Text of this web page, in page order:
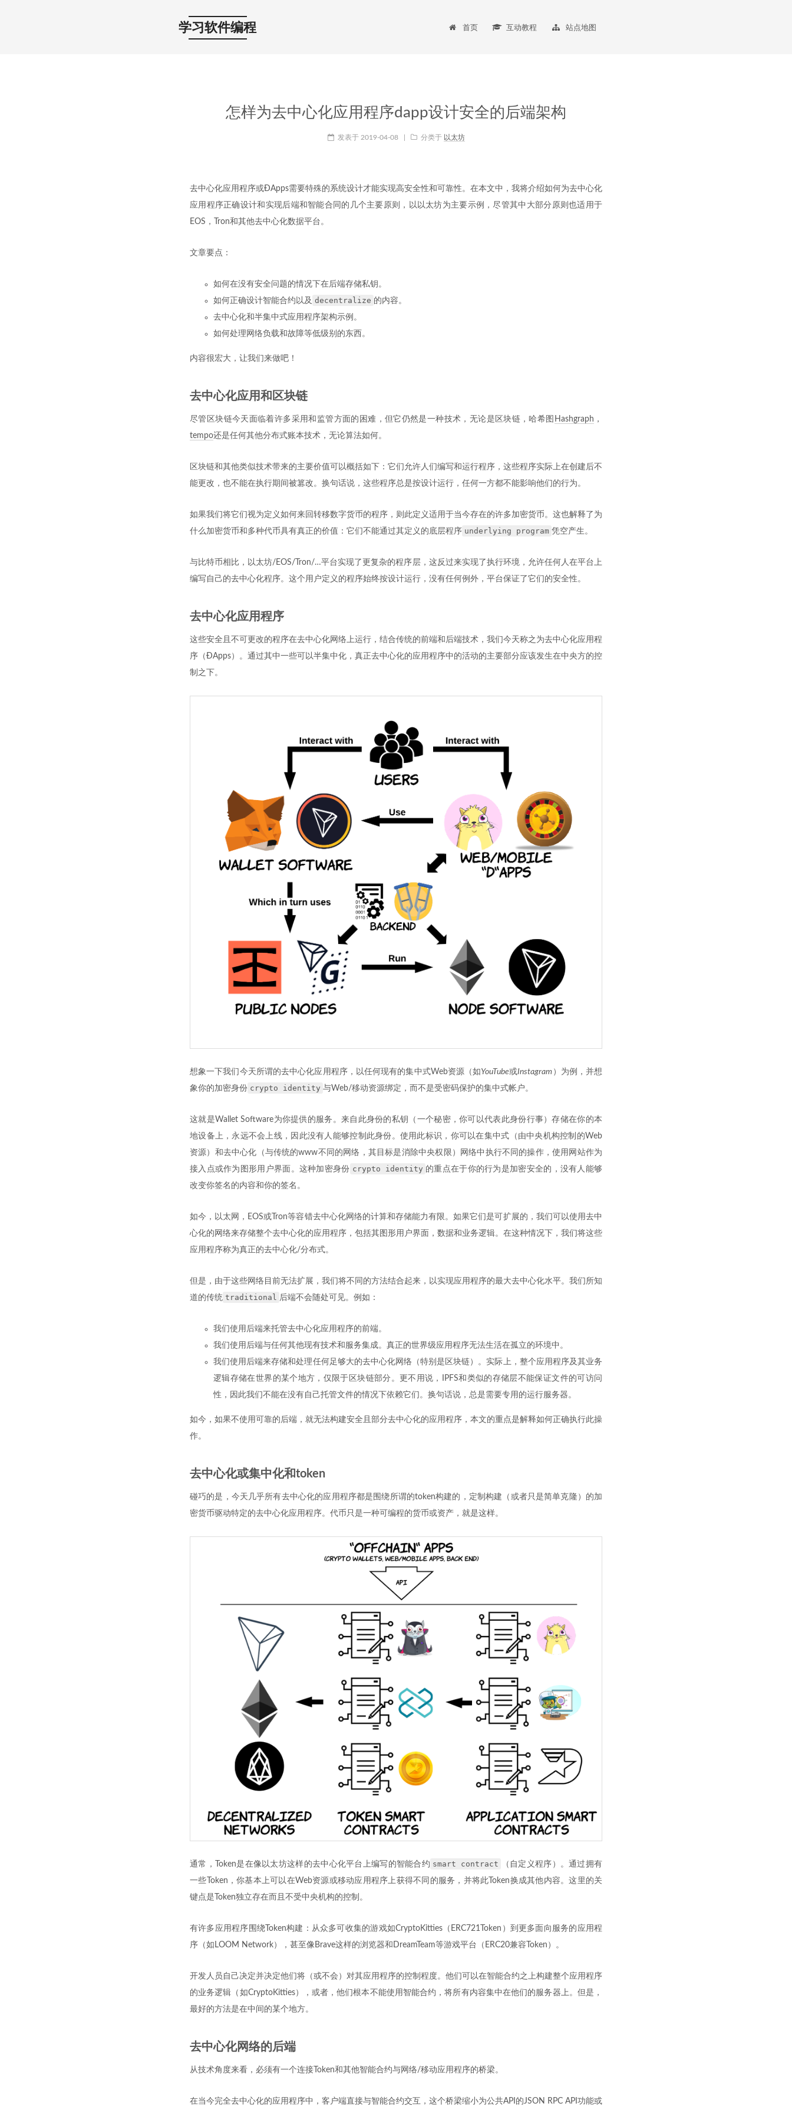
学习软件编程 首页 互动教程 站点地图
怎样为去中心化应用程序dapp设计安全的后端架构
发表于 2019-04-08 分类于 以太坊
去中心化应用程序或ÐApps需要特殊的系统设计才能实现高安全性和可靠性。在本文中，我将介绍如何为去中心化
应用程序正确设计和实现后端和智能合同的几个主要原则，以以太坊为主要示例，尽管其中大部分原则也适用于
EOS，Tron和其他去中心化数据平台。
文章要点：
如何在没有安全问题的情况下在后端存储私钥。
如何正确设计智能合约以及 decentralize 的内容。
去中心化和半集中式应用程序架构示例。
如何处理网络负载和故障等低级别的东西。
内容很宏大，让我们来做吧！
去中心化应用和区块链
尽管区块链今天面临着许多采用和监管方面的困难，但它仍然是一种技术，无论是区块链，哈希图 Hashgraph ，
tempo还是任何其他分布式账本技术，无论算法如何。
区块链和其他类似技术带来的主要价值可以概括如下：它们允许人们编写和运行程序，这些程序实际上在创建后不
能更改，也不能在执行期间被篡改。换句话说，这些程序总是按设计运行，任何一方都不能影响他们的行为。
如果我们将它们视为定义如何来回转移数字货币的程序，则此定义适用于当今存在的许多加密货币。这也解释了为
什么加密货币和多种代币具有真正的价值：它们不能通过其定义的底层程序 underlying program 凭空产生。
与比特币相比，以太坊/EOS/Tron/…平台实现了更复杂的程序层，这反过来实现了执行环境，允许任何人在平台上
编写自己的去中心化程序。这个用户定义的程序始终按设计运行，没有任何例外，平台保证了它们的安全性。
去中心化应用程序
这些安全且不可更改的程序在去中心化网络上运行，结合传统的前端和后端技术，我们今天称之为去中心化应用程
序（ÐApps）。通过其中一些可以半集中化，真正去中心化的应用程序中的活动的主要部分应该发生在中央方的控
制之下。
想象一下我们今天所谓的去中心化应用程序，以任何现有的集中式Web资源（如YouTube或Instagram ）为例，并想
象你的加密身份 crypto identity 与Web/移动资源绑定，而不是受密码保护的集中式帐户。
这就是Wallet Software为你提供的服务。来自此身份的私钥（一个秘密，你可以代表此身份行事）存储在你的本
地设备上，永远不会上线，因此没有人能够控制此身份。使用此标识，你可以在集中式（由中央机构控制的Web
资源）和去中心化（与传统的www不同的网络，其目标是消除中央权限）网络中执行不同的操作，使用网站作为
接入点或作为图形用户界面。这种加密身份 crypto identity 的重点在于你的行为是加密安全的，没有人能够
改变你签名的内容和你的签名。
如今，以太网，EOS或Tron等容错去中心化网络的计算和存储能力有限。如果它们是可扩展的，我们可以使用去中
心化的网络来存储整个去中心化的应用程序，包括其图形用户界面，数据和业务逻辑。在这种情况下，我们将这些
应用程序称为真正的去中心化/分布式。
但是，由于这些网络目前无法扩展，我们将不同的方法结合起来，以实现应用程序的最大去中心化水平。我们所知
道的传统 traditional 后端不会随处可见。例如：
我们使用后端来托管去中心化应用程序的前端。
我们使用后端与任何其他现有技术和服务集成。真正的世界级应用程序无法生活在孤立的环境中。
我们使用后端来存储和处理任何足够大的去中心化网络（特别是区块链）。实际上，整个应用程序及其业务
逻辑存储在世界的某个地方，仅限于区块链部分。更不用说，IPFS和类似的存储层不能保证文件的可访问
性，因此我们不能在没有自己托管文件的情况下依赖它们。换句话说，总是需要专用的运行服务器。
如今，如果不使用可靠的后端，就无法构建安全且部分去中心化的应用程序，本文的重点是解释如何正确执行此操
作。
去中心化或集中化和token
碰巧的是，今天几乎所有去中心化的应用程序都是围绕所谓的token构建的，定制构建（或者只是简单克隆）的加
密货币驱动特定的去中心化应用程序。代币只是一种可编程的货币或资产，就是这样。
通常，Token是在像以太坊这样的去中心化平台上编写的智能合约 smart contract
（自定义程序）。通过拥有
一些Token，你基本上可以在Web资源或移动应用程序上获得不同的服务，并将此Token换成其他内容。这里的关
键点是Token独立存在而且不受中央机构的控制。
有许多应用程序围绕Token构建：从众多可收集的游戏如CryptoKitties（ERC721Token）到更多面向服务的应用程
序（如LOOM Network），甚至像Brave这样的浏览器和DreamTeam等游戏平台（ERC20兼容Token）。
开发人员自己决定并决定他们将（或不会）对其应用程序的控制程度。他们可以在智能合约之上构建整个应用程序
的业务逻辑（如CryptoKitties），或者，他们根本不能使用智能合约，将所有内容集中在他们的服务器上。但是，
最好的方法是在中间的某个地方。
去中心化网络的后端
从技术角度来看，必须有一个连接Token和其他智能合约与网络/移动应用程序的桥梁。
在当今完全去中心化的应用程序中，客户端直接与智能合约交互，这个桥梁缩小为公共API的JSON RPC API功能或